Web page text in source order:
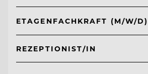
ETAGENFACHKRAFT (M/W/D)
REZEPTIONIST/IN